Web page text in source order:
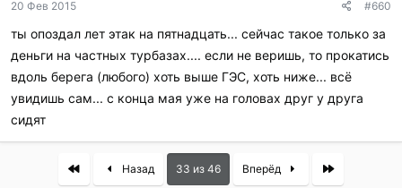
20 Фев 2015 #660
ты опоздал лет этак на пятнадцать... сейчас такое только за
деньги на частных турбазах.... если не веришь, то прокатись
вдоль берега (любого) хоть выше ГЭС, хоть ниже... всё
увидишь сам... с конца мая уже на головах друг у друга
сидят
Назад 33 из 46 Вперёд Last